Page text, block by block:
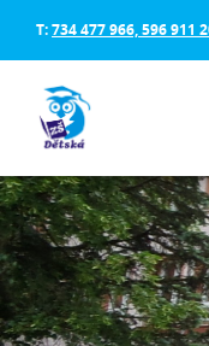
T:734 477 966, 596 911